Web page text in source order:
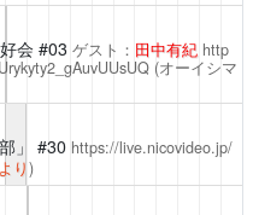
会#03 ゲスト： 田中有紀 http
(オーイシマ
」 #30 https://live.nicovideo.jp/
り)